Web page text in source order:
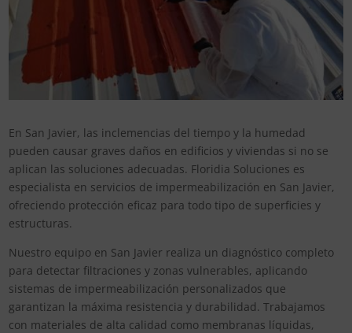
En San Javier, las inclemencias del tiempo y la humedad
pueden causar graves daños en edificios y viviendas si no se
aplican las soluciones adecuadas. Floridia Soluciones es
especialista en servicios de impermeabilización en San Javier,
ofreciendo protección eficaz para todo tipo de superficies y
estructuras.
Nuestro equipo en San Javier realiza un diagnóstico completo
para detectar filtraciones y zonas vulnerables, aplicando
sistemas de impermeabilización personalizados que
garantizan la máxima resistencia y durabilidad. Trabajamos
con materiales de alta calidad como membranas líquidas,